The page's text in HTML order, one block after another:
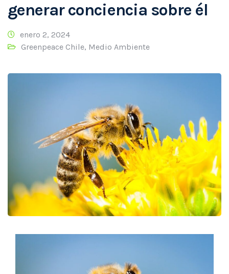
generar conciencia sobre él
enero 2, 2024
Greenpeace Chile, Medio Ambiente